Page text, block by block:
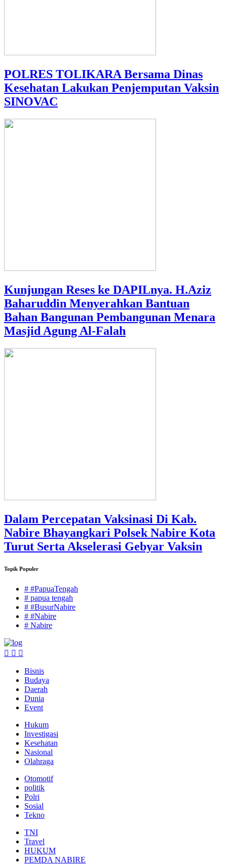
POLRES TOLIKARA Bersama Dinas
Kesehatan Lakukan Penjemputan Vaksin
SINOVAC
Kunjungan Reses ke DAPILnya. H.Aziz
Baharuddin Menyerahkan Bantuan
Bahan Bangunan Pembangunan Menara
Masjid Agung Al-Falah
Dalam Percepatan Vaksinasi Di Kab.
Nabire Bhayangkari Polsek Nabire Kota
Turut Serta Akselerasi Gebyar Vaksin
Topik Populer
# #PapuaTengah
# papua tengah
# #BusurNabire
# #Nabire
# Nabire
Bisnis
Budaya
Daerah
Dunia
Event
Hukum
Investigasi
Kesehatan
Nasional
Olahraga
Otomotif
politik
Polri
Sosial
Tekno
TNI
Travel
HUKUM
PEMDA NABIRE